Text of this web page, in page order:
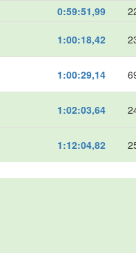
0:59:51,99
1:00:18,42
1:00:29,14
1:02:03,64
1:12:04,82